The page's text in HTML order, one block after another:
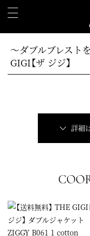
～ダブルブレスト
GIGI【ザ ジジ】
詳細